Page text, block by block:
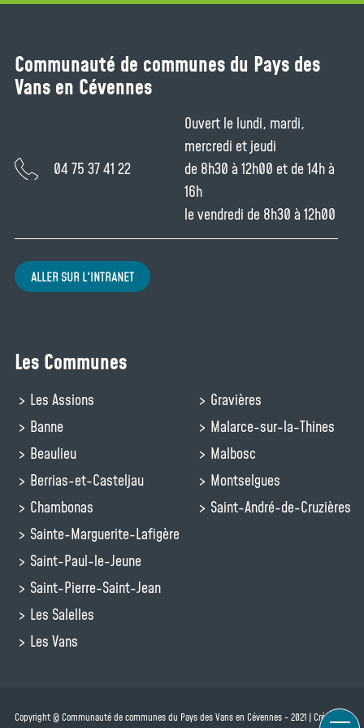
Communauté de communes du Pays des
Vans en Cévennes
04 75 37 41 22
Ouvert le lundi, mardi,
mercredi et jeudi
de 8h30 à 12h00 et de 14h à
16h
le vendredi de 8h30 à 12h00
ALLER SUR L'INTRANET
Les Communes
Les Assions
Banne
Beaulieu
Berrias-et-Casteljau
Chambonas
Gravières
Malarce-sur-la-Thines
Malbosc
Montselgues
Saint-André-de-Cruzières
Sainte-Marguerite-Lafigère
Saint-Paul-le-Jeune
Saint-Pierre-Saint-Jean
Les Salelles
Les Vans
Copyright @ Communauté de communes du Pays des Vans en Cévennes - 2021 | Création